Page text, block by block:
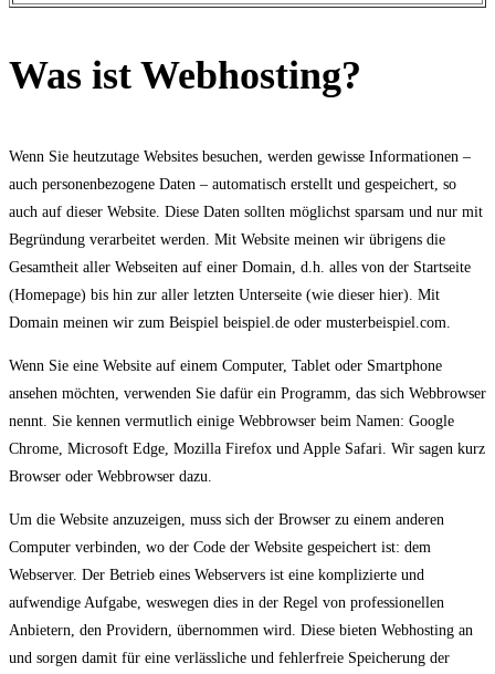
Was ist Webhosting?
Wenn Sie heutzutage Websites besuchen, werden gewisse Informationen –
auch personenbezogene Daten – automatisch erstellt und gespeichert, so
auch auf dieser Website. Diese Daten sollten möglichst sparsam und nur mit
Begründung verarbeitet werden. Mit Website meinen wir übrigens die
Gesamtheit aller Webseiten auf einer Domain, d.h. alles von der Startseite
(Homepage) bis hin zur aller letzten Unterseite (wie dieser hier). Mit
Domain meinen wir zum Beispiel beispiel.de oder musterbeispiel.com.
Wenn Sie eine Website auf einem Computer, Tablet oder Smartphone
ansehen möchten, verwenden Sie dafür ein Programm, das sich Webbrowser
nennt. Sie kennen vermutlich einige Webbrowser beim Namen: Google
Chrome, Microsoft Edge, Mozilla Firefox und Apple Safari. Wir sagen kurz
Browser oder Webbrowser dazu.
Um die Website anzuzeigen, muss sich der Browser zu einem anderen
Computer verbinden, wo der Code der Website gespeichert ist: dem
Webserver. Der Betrieb eines Webservers ist eine komplizierte und
aufwendige Aufgabe, weswegen dies in der Regel von professionellen
Anbietern, den Providern, übernommen wird. Diese bieten Webhosting an
und sorgen damit für eine verlässliche und fehlerfreie Speicherung der